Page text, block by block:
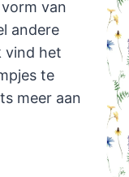
van
andere
vind het
te
meer aan